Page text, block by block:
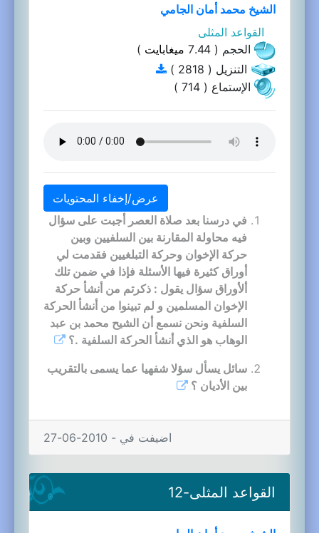
الشيخ محمد أمان الجامي
القواعد المثلى
الحجم ( 7.44
ميغابايت )
التنزيل ( 2818 )
الإستماع ( 714 )
عرض/إخفاء المحتويات
في درسنا بعد صلاة العصر أجبت على سؤال
فيه محاولة المقارنة بين السلفيين وبين
حركة الإخوان وحركة التبلغيين فقدمت لي
أوراق كثيرة فيها الأسئلة فإذا في ضمن تلك
ألأوراق سؤال يقول : ذكرتم من أنشأ حركة
الإخوان المسلمين و لم تبينوا من أنشأ الحركة
السلفية ونحن نسمع أن الشيح محمد بن عبد
الوهاب هو الذي أنشأ الحركة السلفية .؟
سائل يسأل سؤلا شفهيا عما يسمى بالتقريب
بين الأديان ؟
اضيفت في - 2010-06-27
القواعد المثلى-12